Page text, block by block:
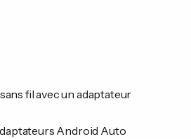
fil avec un adaptateur
Android Auto